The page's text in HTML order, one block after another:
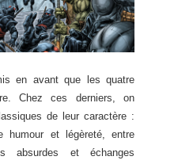
en avant que les quatre
Chez ces derniers, on
de leur caractère :
humour et légèreté, entre
absurdes et échanges